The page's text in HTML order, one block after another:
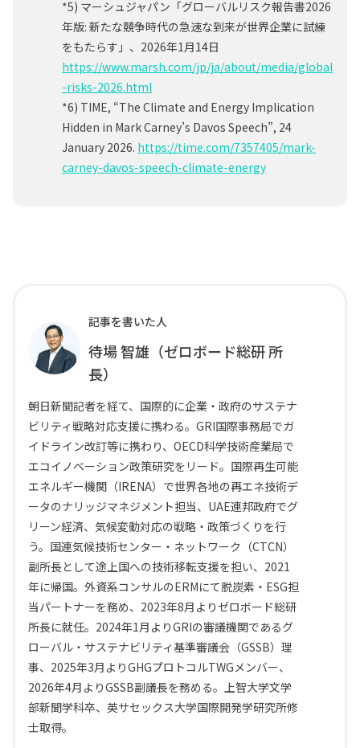
*5) マーシュジャパン「グローバルリスク報告書2026
年版: 新たな競争時代の急速な到来が世界企業に試練
をもたらす」、2026年1月14日
https://www.marsh.com/jp/ja/about/media/global
-risks-2026.html
*6) TIME, “The Climate and Energy Implication
Hidden in Mark Carney’s Davos Speech”, 24
January 2026. https://time.com/7357405/mark-
carney-davos-speech-climate-energy
記事を書いた人
待場 智雄（ゼロボード総研 所
長）
朝日新聞記者を経て、国際的に企業・政府のサステナ
ビリティ戦略対応支援に携わる。GRI国際事務局でガ
イドライン改訂等に携わり、OECD科学技術産業局で
エコイノベーション政策研究をリード。国際再生可能
エネルギー機関（IRENA）で世界各地の再エネ技術デ
ータのナリッジマネジメント担当、UAE連邦政府でグ
リーン経済、気候変動対応の戦略・政策づくりを行
う。国連気候技術センター・ネットワーク（CTCN）
副所長として途上国への技術移転支援を担い、2021
年に帰国。外資系コンサルのERMにて脱炭素・ESG担
当パートナーを務め、2023年8月よりゼロボード総研
所長に就任。2024年1月よりGRIの審議機関であるグ
ローバル・サステナビリティ基準審議会（GSSB）理
事、2025年3月よりGHGプロトコルTWGメンバー、
2026年4月よりGSSB副議長を務める。上智大学文学
部新聞学科卒、英サセックス大学国際開発学研究所修
士取得。